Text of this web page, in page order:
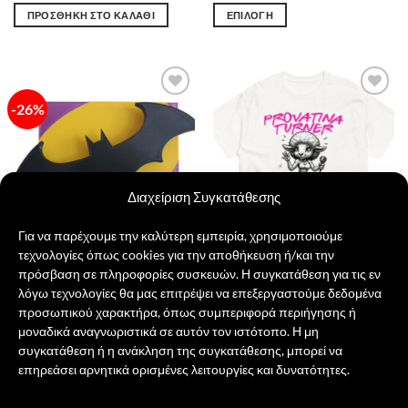
Διαχείριση Συγκατάθεσης
Για να παρέχουμε την καλύτερη εμπειρία, χρησιμοποιούμε
τεχνολογίες όπως cookies για την αποθήκευση ή/και την
πρόσβαση σε πληροφορίες συσκευών. Η συγκατάθεση για τις εν
λόγω τεχνολογίες θα μας επιτρέψει να επεξεργαστούμε δεδομένα
προσωπικού χαρακτήρα, όπως συμπεριφορά περιήγησης ή
μοναδικά αναγνωριστικά σε αυτόν τον ιστότοπο. Η μη
συγκατάθεση ή η ανάκληση της συγκατάθεσης, μπορεί να
επηρεάσει αρνητικά ορισμένες λειτουργίες και δυνατότητες.
was:
18,00 €.
τιμή
είναι:
ΠΡΟΣΘΉΚΗ ΣΤΟ ΚΑΛΆΘΙ ΕΠΙΛΟΓΉ
πολλαπλές
παραλλαγές.
επιλογές
να
στη
σελίδα
προϊόντος
-26%
Πρόσθήκη
στην λίστα
επιθυμιών
Batman διακοσμητικό
27,00€ Original
price
27,00 €.
20,00€Η
τρέχουσα
τιμή
είναι:
20,00 €.
ΠΡΟΣΘΉΚΗ ΣΤΟ ΚΑΛΆΘΙ
στην λίστα
Προβατίνα Τάρνερ
21,00€
ΕΠΙΛΟΓΉ
Αυτό